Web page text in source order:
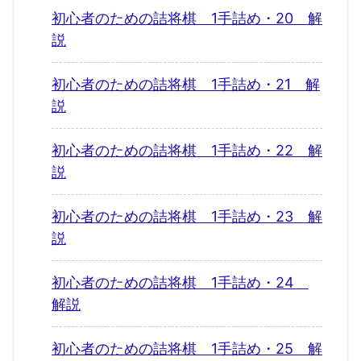
初心者のための詰将棋 1手詰め・20 解
説
初心者のための詰将棋 1手詰め・21 解
説
初心者のための詰将棋 1手詰め・22 解
説
初心者のための詰将棋 1手詰め・23 解
説
初心者のための詰将棋 1手詰め・24
解説
初心者のための詰将棋 1手詰め・25 解